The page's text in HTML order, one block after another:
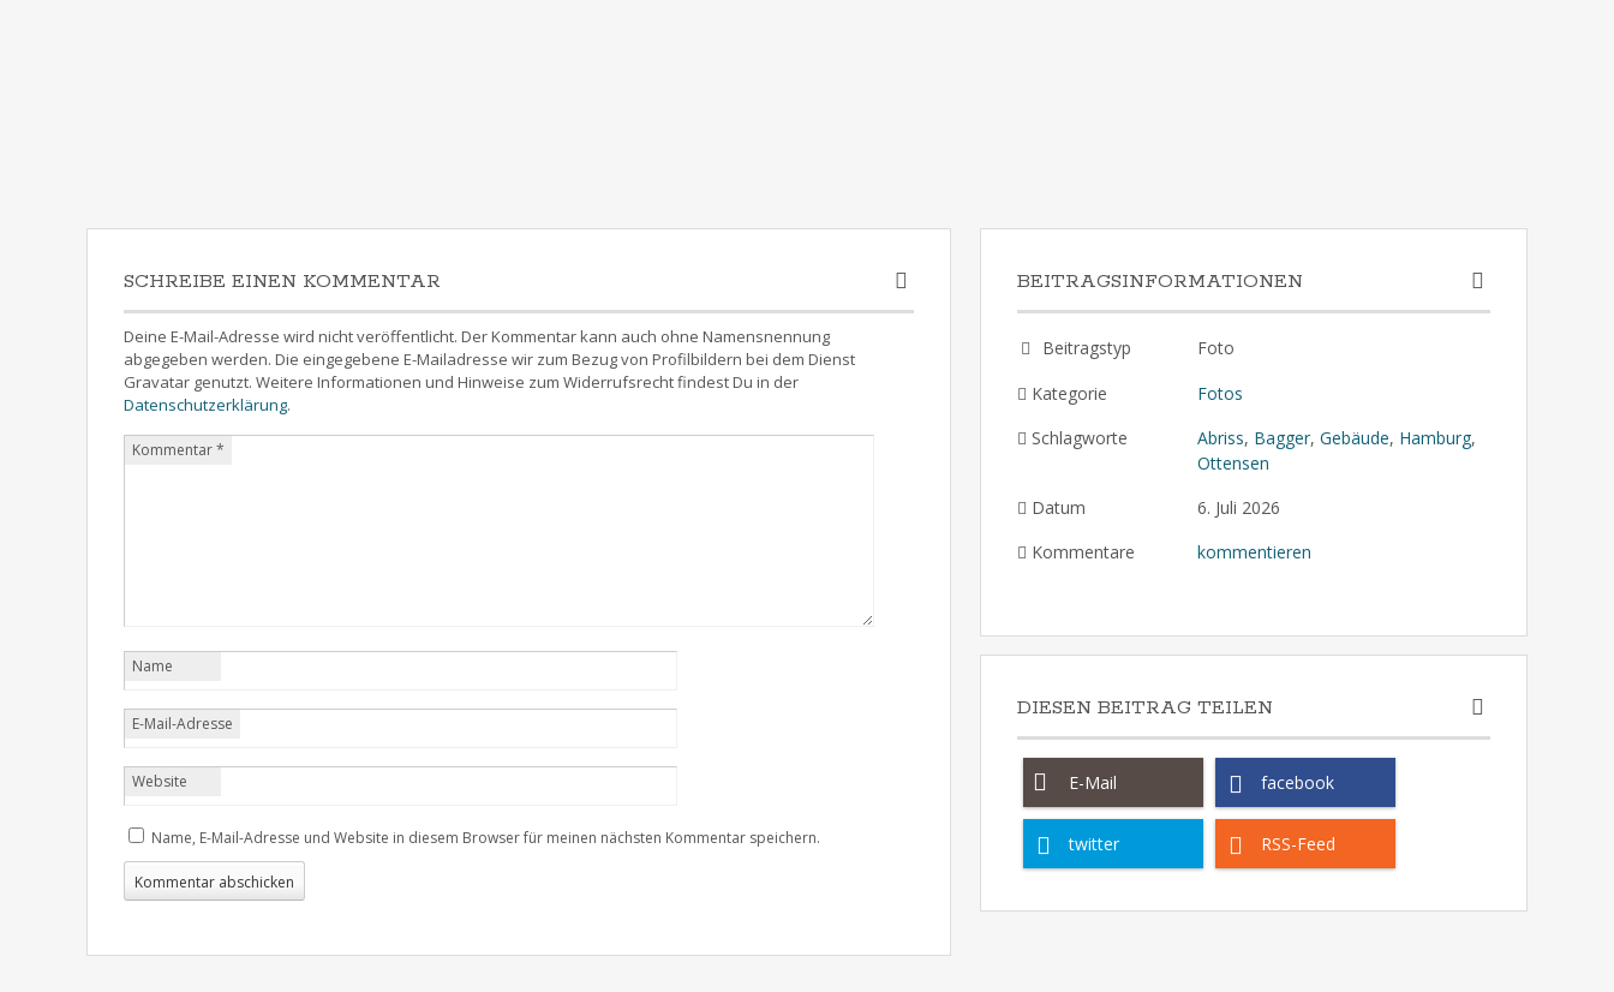
SCHREIBE EINEN KOMMENTAR
Deine E-Mail-Adresse wird nicht veröffentlicht. Der Kommentar kann auch ohne Namensnennung
abgegeben werden. Die eingegebene E-Mailadresse wir zum Bezug von Profilbildern bei dem Dienst
Gravatar genutzt. Weitere Informationen und Hinweise zum Widerrufsrecht findest Du in der
Datenschutzerklärung.
Kommentar*
Name
E-Mail-Adresse
Website
Name, E-Mail-Adresse und Website in diesem Browser für meinen nächsten Kommentar speichern.
BEITRAGSINFORMATIONEN
Beitragstyp
Foto
Kategorie
Fotos
Schlagworte
Abriss, Bagger, Gebäude, Hamburg,
Ottensen
Datum
6. Juli 2026
Kommentare
kommentieren
DIESEN BEITRAG TEILEN
E-Mail facebook
twitter RSS-Feed